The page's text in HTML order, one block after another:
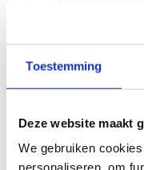
Toestemming
Deze website maakt
We gebruiken
personaliseren, om
oprecht nuttige
onze richtlijnen niet,
beoordelingen te
om kleine
tekstgedeelte van
en leesbaarheid te
Voor meer informatie